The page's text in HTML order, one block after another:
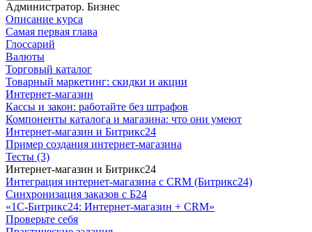
Администратор. Бизнес
Описание курса
Самая первая глава
Глоссарий
Валюты
Торговый каталог
Товарный маркетинг: скидки и акции
Интернет-магазин
Кассы и закон: работайте без штрафов
Компоненты каталога и магазина: что они умеют
Интернет-магазин и Битрикс24
Пример создания интернет-магазина
Тесты (3)
Интернет-магазин и Битрикс24
Интеграция интернет-магазина с CRM (Битрикс24)
Синхронизация заказов с Б24
«1С-Битрикс24: Интернет-магазин + CRM»
Проверьте себя